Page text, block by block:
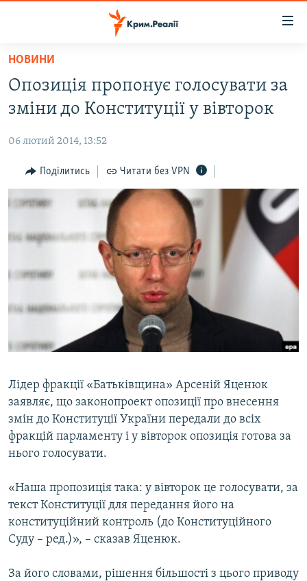
Перейти
основного
матеріалу
до
навігації
Перейти
до
ВОДА.КРИМ
ПОЛІТИКА
БЛОГИ
ПОГЛЯД
ВСЕ ЗА ДЕНЬ
СПЕЦПРОЕКТИ
ВІДЕОУРОКИ «ELIFBE»
СВІДЧЕННЯ ОКУПАЦІЇ
ІНФОГРАФІКА
ЯК ОБІЙТИ БЛОКУВАННЯ
Qırımtatar
ДОЛУЧАЙСЯ!
Усі сайти RFE/RL
НОВИНИ
Опозиція пропонує голосувати за
зміни до Конституції у вівторок
06 лютий 2014, 13:52
Поділитись Читати без VPN
Лідер фракції «Батьківщина» Арсеній Яценюк
заявляє, що законопроект опозиції про внесення
змін до Конституції України передали до всіх
фракцій парламенту і у вівторок опозиція готова за
нього голосувати.
«Наша пропозиція така: у вівторок це голосувати, за
текст Конституції для передання його на
конституційний контроль (до Конституційного
Суду – ред.)», – сказав Яценюк.
За його словами, рішення більшості з цього приводу